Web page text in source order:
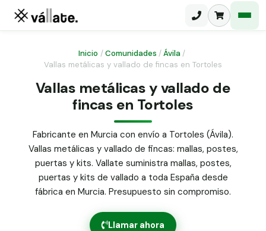
Malla ganadera
Malla simple torsión
Malla triple torsión
Panel malla H.
Puerta abatible dos hojas
Puerta acceso peatonal
Poste malla Hércules
Poste malla simple torsión
Alambre de espino galvanizado
Alambre liso galvanizado
Malla ocultación 70 g/m² verde
Inicio /Comunidades /Ávila /
Vallas metálicas y vallado de fincas en Tortoles
Vallas metálicas y vallado de
fincas en Tortoles
Fabricante en Murcia con envío a Tortoles (Ávila).
Vallas metálicas y vallado de fincas: mallas, postes,
puertas y kits. Vallate suministra mallas, postes,
puertas y kits de vallado a toda España desde
fábrica en Murcia. Presupuesto sin compromiso.
Llamar ahora